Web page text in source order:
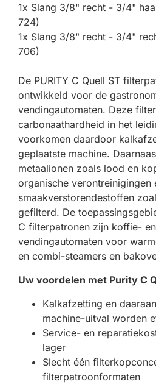
1x Slang 3/8" recht - 3/4"
724)
1x Slang 3/8" recht - 3/4"
706)
De PURITY C Quell ST
ontwikkeld voor de
vendingautomaten. Deze
carbonaathardheid in het
voorkomen daardoor
geplaatste machine.
metaalionen zoals lood en
organische verontreinigingen
smaakverstorendestoffen
gefilterd. De
C filterpatronen zijn koffie-
vendingautomaten voor
en combi-steamers en
Uw voordelen met Purity C
Kalkafzetting en
machine-uitval worden
Service- en
lager
Slecht één
filterpatroonformaten